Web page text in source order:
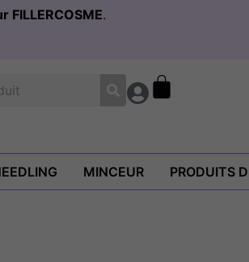
FILLERCOSME.
MINCEUR PRODUITS